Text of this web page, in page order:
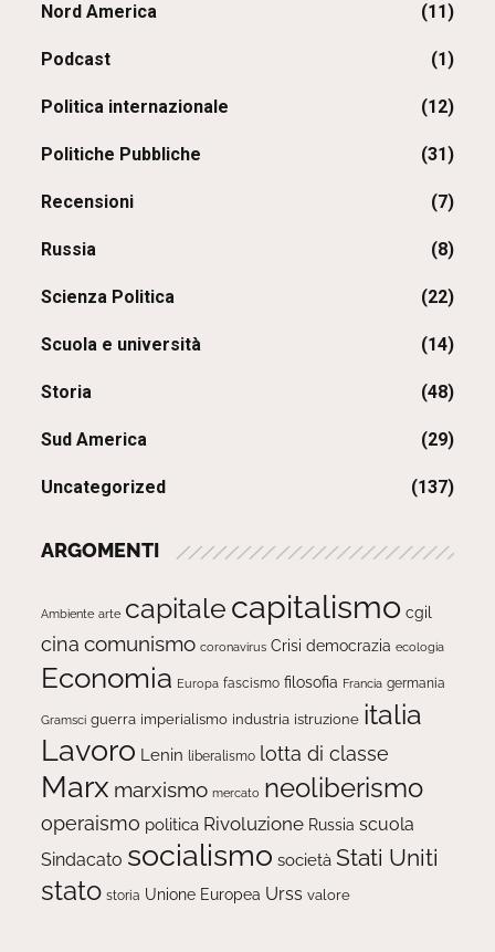
Nord America (11)
Podcast (1)
Politica internazionale (12)
Politiche Pubbliche (31)
Recensioni (7)
Russia (8)
Scienza Politica (22)
Scuola e università (14)
Storia (48)
Sud America (29)
Uncategorized (137)
ARGOMENTI
Ambiente arte capitale capitalismo cgil
cina comunismo coronavirus Crisi democrazia ecologia
Economia Europa fascismo filosofia Francia germania
Gramsci guerra imperialismo industria istruzione italia
Lavoro Lenin liberalismo lotta di classe
Marx marxismo mercato neoliberismo
operaismo politica Rivoluzione Russia scuola
Sindacato socialismo società Stati Uniti
stato storia Unione Europea Urss valore